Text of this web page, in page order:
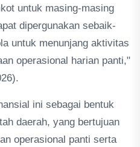
untuk masing-masing
dipergunakan sebaik-
untuk menunjang aktivitas
operasional harian panti,"
ini sebagai bentuk
daerah, yang bertujuan
operasional panti serta